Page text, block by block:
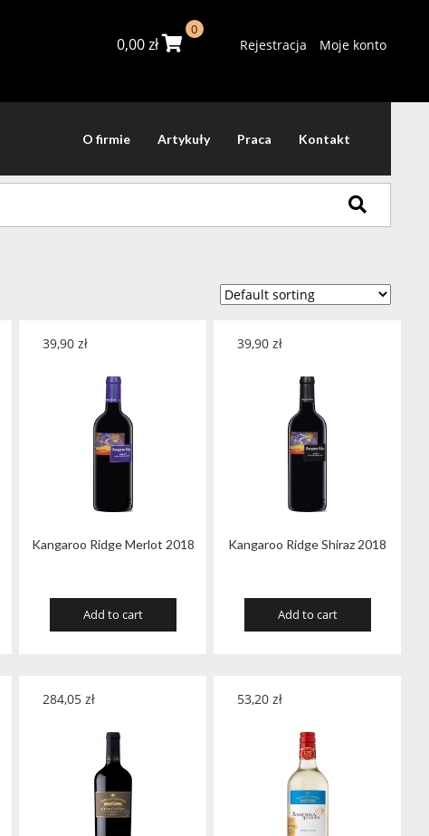
0,00zł
0
Rejestracja Moje konto
O firmie Artykuły Praca Kontakt
Kangaroo Ridge Merlot 2018
39,90zł
Add to cart
Kangaroo Ridge Shiraz 2018
39,90zł
Add to cart
284,05zł 53,20zł